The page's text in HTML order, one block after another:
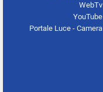
WebTv
YouTube
Portale Luce - Camera